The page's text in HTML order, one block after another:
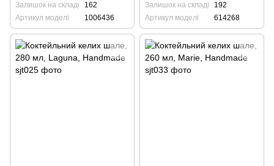
Залишок на складі
162
Артикул моделі
1006436
Залишок на складі
192
Артикул моделі
614268